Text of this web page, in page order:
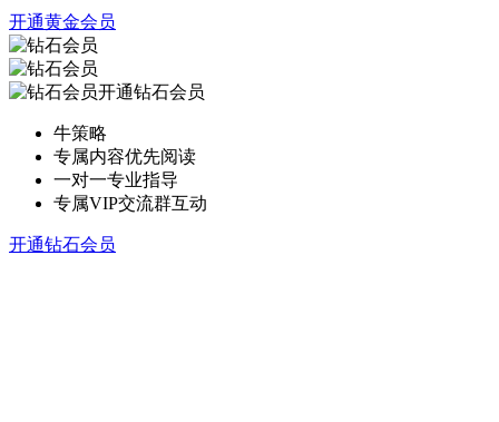
开通黄金会员
开通钻石会员
牛策略
专属内容优先阅读
一对一专业指导
专属VIP交流群互动
开通钻石会员